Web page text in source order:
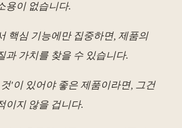
용이 없습니다.
핵심 기능에만 집중하면, 제품의
과 가치를 찾을 수 있습니다.
'이 있어야 좋은 제품이라면, 그건
이지 않을 겁니다.